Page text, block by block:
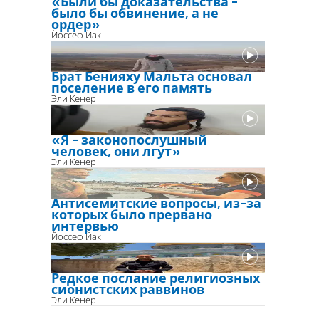
«Были бы доказательства -
было бы обвинение, а не
ордер»
Йоссеф Йак
Брат Бенияху Мальта основал
поселение в его память
Эли Кенер
«Я - законопослушный
человек, они лгут»
Эли Кенер
Антисемитские вопросы, из-за
которых было прервано
интервью
Йоссеф Йак
Редкое послание религиозных
сионистских раввинов
Эли Кенер